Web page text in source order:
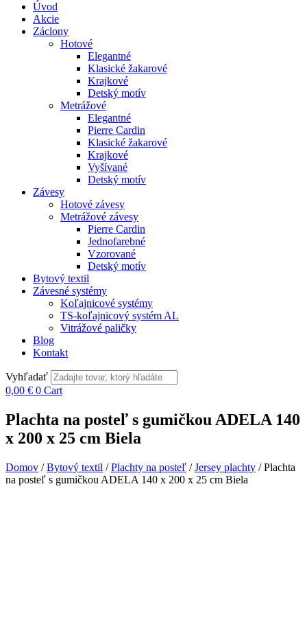
Úvod
Akcie
Záclony
Hotové
Elegantné
Klasické žakarové
Krajkové
Detský motív
Metrážové
Elegantné
Pierre Cardin
Klasické žakarové
Krajkové
Vyšívané
Detský motív
Závesy
Hotové závesy
Metrážové závesy
Pierre Cardin
Jednofarebné
Vzorované
Detský motív
Bytový textil
Závesné systémy
Koľajnicové systémy
TS-koľajnicový systém AL
Vitrážové paličky
Blog
Kontakt
Vyhľadať
0,00 € 0 Cart
Plachta na posteľ s gumičkou ADELA 140
x 200 x 25 cm Biela
Domov /Bytový textil /Plachty na posteľ /Jersey plachty / Plachta
na posteľ s gumičkou ADELA 140 x 200 x 25 cm Biela